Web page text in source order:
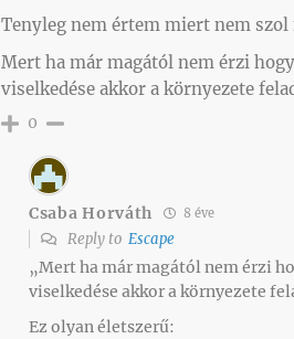
Tenyleg nem értem miert nem szol
Mert ha már magától nem érzi
viselkedése akkor a környezete
0
Csaba Horváth 8 éve
Reply to Escape
„Mert ha már magától nem érzi
viselkedése akkor a környezete
Ez olyan életszerű: